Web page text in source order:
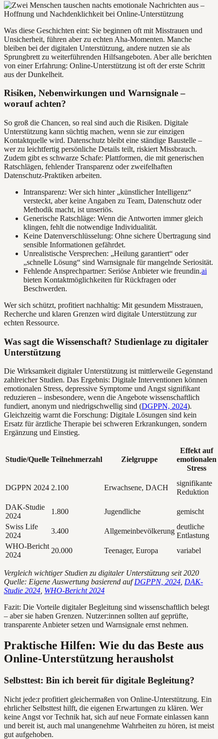
Was diese Geschichten eint: Sie beginnen oft mit Misstrauen und
Unsicherheit, führen aber zu echten Aha-Momenten. Manche
bleiben bei der digitalen Unterstützung, andere nutzen sie als
Sprungbrett zu weiterführenden Hilfsangeboten. Aber alle berichten
von einer Erfahrung: Online-Unterstützung ist oft der erste Schritt
aus der Dunkelheit.
Risiken, Nebenwirkungen und Warnsignale –
worauf achten?
So groß die Chancen, so real sind auch die Risiken. Digitale
Unterstützung kann süchtig machen, wenn sie zur einzigen
Kontaktquelle wird. Datenschutz bleibt eine ständige Baustelle –
wer zu leichtfertig persönliche Details teilt, riskiert Missbrauch.
Zudem gibt es schwarze Schafe: Plattformen, die mit generischen
Ratschlägen, fehlender Transparenz oder zweifelhaften
Datenschutz-Praktiken arbeiten.
Intransparenz: Wer sich hinter „künstlicher Intelligenz“
versteckt, aber keine Angaben zu Team, Datenschutz oder
Methodik macht, ist unseriös.
Generische Ratschläge: Wenn die Antworten immer gleich
klingen, fehlt die notwendige Individualität.
Keine Datenverschlüsselung: Ohne sichere Übertragung sind
sensible Informationen gefährdet.
Unrealistische Versprechen: „Heilung garantiert“ oder
„schnelle Lösung“ sind Warnsignale für mangelnde Seriosität.
Fehlende Ansprechpartner: Seriöse Anbieter wie freundin.ai
bieten Kontaktmöglichkeiten für Rückfragen oder
Beschwerden.
Wer sich schützt, profitiert nachhaltig: Mit gesundem Misstrauen,
Recherche und klaren Grenzen wird digitale Unterstützung zur
echten Ressource.
Was sagt die Wissenschaft? Studienlage zu digitaler
Unterstützung
Die Wirksamkeit digitaler Unterstützung ist mittlerweile Gegenstand
zahlreicher Studien. Das Ergebnis: Digitale Interventionen können
emotionalen Stress, depressive Symptome und Angst signifikant
reduzieren – insbesondere, wenn die Angebote wissenschaftlich
fundiert, anonym und niedrigschwellig sind (DGPPN, 2024).
Gleichzeitig warnt die Forschung: Digitale Lösungen sind kein
Ersatz für ärztliche Therapie bei schweren Erkrankungen, sondern
Ergänzung und Einstieg.
Studie/Quelle Teilnehmerzahl Zielgruppe
Effekt auf
emotionalen
Stress
DGPPN 2024 2.100 Erwachsene, DACH
signifikante
Reduktion
DAK-Studie
2024
1.800 Jugendliche
gemischt
Swiss Life
2024
3.400 Allgemeinbevölkerung
deutliche
Entlastung
WHO-Bericht
2024
20.000 Teenager, Europa variabel
Vergleich wichtiger Studien zu digitaler Unterstützung seit 2020
Quelle: Eigene Auswertung basierend aufDGPPN, 2024, DAK-
Studie 2024, WHO-Bericht 2024
Fazit: Die Vorteile digitaler Begleitung sind wissenschaftlich belegt
– aber sie haben Grenzen. Nutzer:innen sollten auf geprüfte,
transparente Anbieter setzen und Warnsignale ernst nehmen.
Praktische Hilfen: Wie du das Beste aus
Online-Unterstützung herausholst
Selbsttest: Bin ich bereit für digitale Begleitung?
Nicht jede:r profitiert gleichermaßen von Online-Unterstützung. Ein
ehrlicher Selbsttest hilft, die eigenen Erwartungen zu klären. Wer
keine Angst vor Technik hat, sich auf neue Formate einlassen kann
und bereit ist, auch mal unangenehme Wahrheiten zu hören, ist meist
gut aufgehoben.